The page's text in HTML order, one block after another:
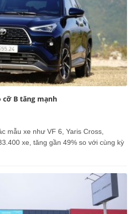
cỡ B tăng mạnh
mẫu xe như VF 6, Yaris Cross,
xe, tăng gần 49% so với cùng kỳ